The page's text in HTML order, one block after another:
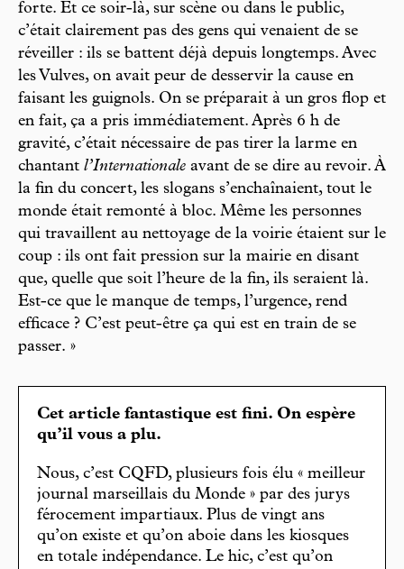
forte. Et ce soir-là, sur scène ou dans le public,
c’était clairement pas des gens qui venaient de se
réveiller : ils se battent déjà depuis longtemps. Avec
les Vulves, on avait peur de desservir la cause en
faisant les guignols. On se préparait à un gros flop et
en fait, ça a pris immédiatement. Après 6 h de
gravité, c’était nécessaire de pas tirer la larme en
chantant l’Internationale avant de se dire au revoir. À
la fin du concert, les slogans s’enchaînaient, tout le
monde était remonté à bloc. Même les personnes
qui travaillent au nettoyage de la voirie étaient sur le
coup : ils ont fait pression sur la mairie en disant
que, quelle que soit l’heure de la fin, ils seraient là.
Est-ce que le manque de temps, l’urgence, rend
efficace ? C’est peut-être ça qui est en train de se
passer. »
Cet article fantastique est fini. On espère
qu’il vous a plu.
Nous, c’est CQFD, plusieurs fois élu « meilleur
journal marseillais du Monde » par des jurys
férocement impartiaux. Plus de vingt ans
qu’on existe et qu’on aboie dans les kiosques
en totale indépendance. Le hic, c’est qu’on